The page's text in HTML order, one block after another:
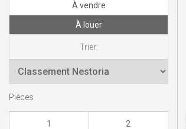
À vendre
À louer
Trier:
Pièces
1 2